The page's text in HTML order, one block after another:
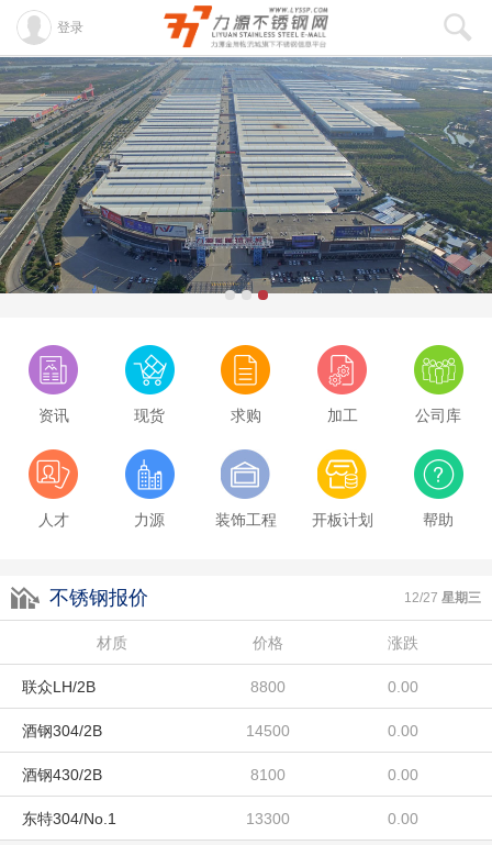
登录
资讯 现货 求购 加工 公司库
人才 力源 装饰工程 开板计划 帮助
不锈钢报价 12/27 星期三
材质 价格 涨跌
东特304/No.1 0.00
宏旺201/2B 9100 0.00
联众LH/2B 8800 0.00
酒钢304/2B 14500 0.00
酒钢430/2B 8100 0.00
东特304/No.1 13300 0.00